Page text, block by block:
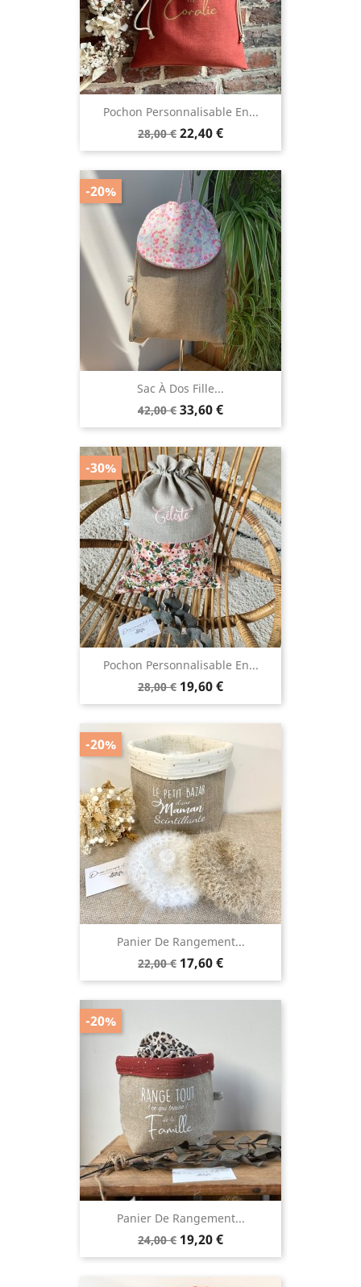
Pochon Personnalisable En...
Prix
de
28,00 € Prix
22,40 €
Sac À Dos Fille...
Prix
de
42,00 € Prix
33,60 €
-20%
Pochon Personnalisable En...
Prix
de
28,00 € Prix
19,60 €
-30%
Panier De Rangement...
Prix
de
22,00 € Prix
17,60 €
-20%
Panier De Rangement...
Prix
de
24,00 € Prix
19,20 €
-20%